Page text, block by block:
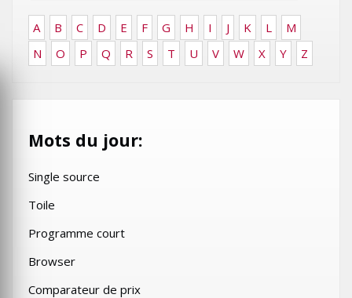
A B C D E F G H I J K L
M
N
O P Q R S T U V W X Y Z
Mots du jour:
Single source
Toile
Programme court
Browser
Comparateur de prix